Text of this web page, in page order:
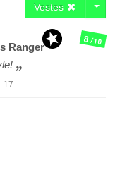
Vestes
Ranger
17
8/10